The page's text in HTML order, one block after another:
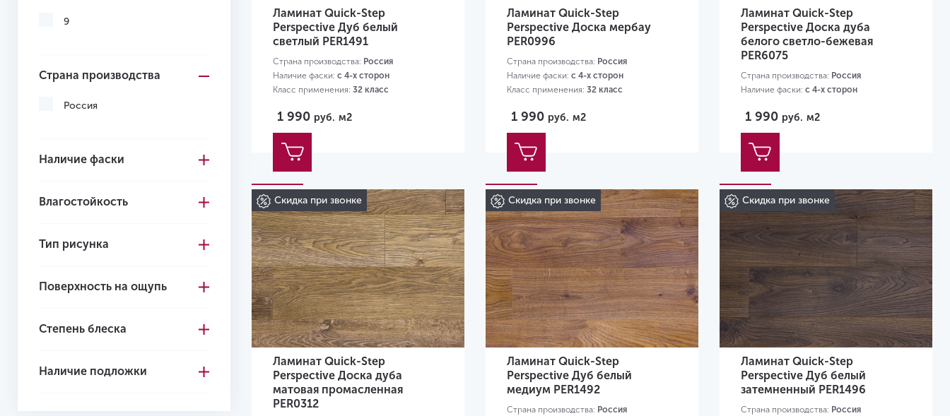
9
Страна производства
Россия
Наличие фаски
Влагостойкость
Тип рисунка
Поверхность на ощупь
Степень блеска
Наличие подложки
Ламинат Quick-Step
Perspective Дуб белый
светлый PER1491
Страна производства: Россия
Наличие фаски: с 4-х сторон
Класс применения: 32 класс
1 990 руб. м2
Ламинат Quick-Step
Perspective Доска мербау
PER0996
Страна производства: Россия
Наличие фаски: с 4-х сторон
Класс применения: 32 класс
1 990 руб. м2
Ламинат Quick-Step
Perspective Доска дуба
белого светло-бежевая
PER6075
Страна производства: Россия
Наличие фаски: с 4-х сторон
Размер:1380х156х9 мм
1 990 руб. м2
Скидка при звонке
Ламинат Quick-Step
Perspective Доска дуба
матовая промасленная
PER0312
Скидка при звонке
Ламинат Quick-Step
Perspective Дуб белый
медиум PER1492
Страна производства: Россия
Скидка при звонке
Ламинат Quick-Step
Perspective Дуб белый
затемненный PER1496
Страна производства: Россия